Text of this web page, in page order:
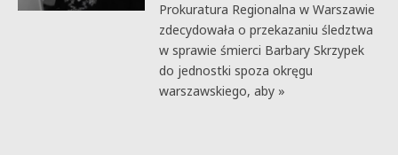
Prokuratura Regionalna w Warszawie
zdecydowała o przekazaniu śledztwa
w sprawie śmierci Barbary Skrzypek
do jednostki spoza okręgu
warszawskiego, aby »